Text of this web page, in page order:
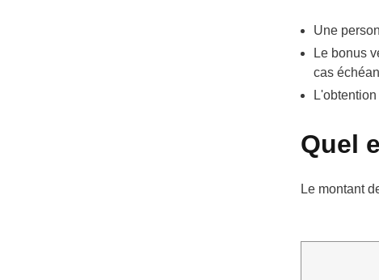
Une
Le bonus
cas
Quel
Le montant